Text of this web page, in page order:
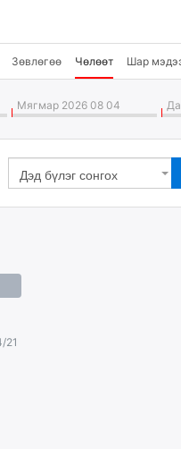
Зөвлөгөө Чөлөөт Шар
Мягмар 2026 08 04
Дэд бүлэг сонгох
21